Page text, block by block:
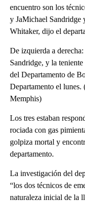
encuentro son los
y JaMichael Sandridge
Whitaker, dijo el
De izquierda a
Sandridge, y la
del Departamento de
Departamento el
Memphis)
Los tres estaban
rociada con gas
golpiza mortal y
departamento.
La investigación del
“los dos técnicos de
naturaleza inicial de la